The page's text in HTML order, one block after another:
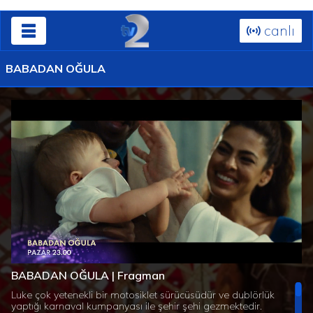
canlı
BABADAN OĞULA
Süre / Toplam
Süre
BABADAN OĞULA | Fragman
Luke çok yetenekli bir motosiklet sürücüsüdür ve dublörlük
yaptığı karnaval kumpanyası ile şehir şehi gezmektedir.